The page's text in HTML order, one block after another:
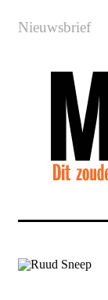
Nieuwsbrief